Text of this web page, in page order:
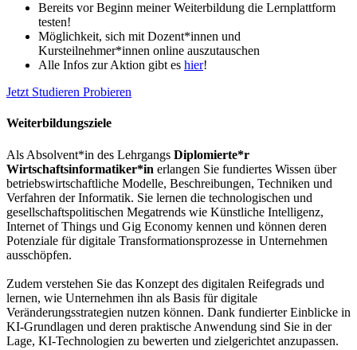
Bereits vor Beginn meiner Weiterbildung die Lernplattform
testen!
Möglichkeit, sich mit Dozent*innen und
Kursteilnehmer*innen online auszutauschen
Alle Infos zur Aktion gibt es hier!
Jetzt Studieren Probieren
Weiterbildungsziele
Als Absolvent*in des Lehrgangs Diplomierte*r
Wirtschaftsinformatiker*in erlangen Sie fundiertes Wissen über
betriebswirtschaftliche Modelle, Beschreibungen, Techniken und
Verfahren der Informatik. Sie lernen die technologischen und
gesellschaftspolitischen Megatrends wie Künstliche Intelligenz,
Internet of Things und Gig Economy kennen und können deren
Potenziale für digitale Transformationsprozesse in Unternehmen
ausschöpfen.
Zudem verstehen Sie das Konzept des digitalen Reifegrads und
lernen, wie Unternehmen ihn als Basis für digitale
Veränderungsstrategien nutzen können. Dank fundierter Einblicke in
KI-Grundlagen und deren praktische Anwendung sind Sie in der
Lage, KI-Technologien zu bewerten und zielgerichtet anzupassen.